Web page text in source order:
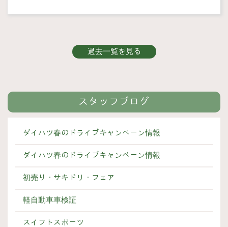
過去一覧を見る
スタッフブログ
ダイハツ春のドライブキャンペーン情報
ダイハツ春のドライブキャンペーン情報
初売り・サキドリ・フェア
軽自動車車検証
スイフトスポーツ